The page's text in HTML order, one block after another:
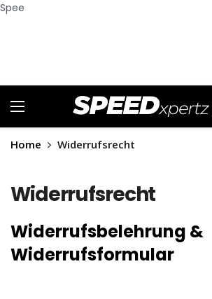
Spee
Home Widerrufsrecht
Widerrufsrecht
Widerrufsbelehrung &
Widerrufsformular